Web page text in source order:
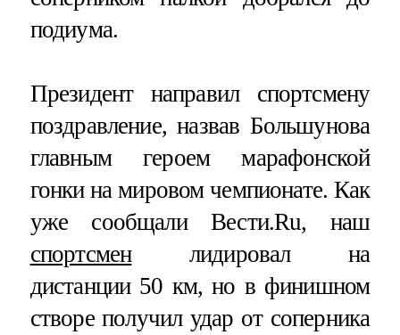
подиума.
Президент направил спортсмену
поздравление, назвав Большунова
главным героем марафонской
гонки на мировом чемпионате. Как
уже сообщали Вести.Ru, наш
спортсменлидировал на
дистанции 50 км, но в финишном
створе получил удар от соперника